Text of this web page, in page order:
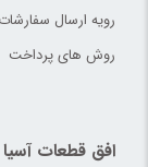
رویه ارسال سفارشات
روش های پرداخت
افق قطعات آسیا